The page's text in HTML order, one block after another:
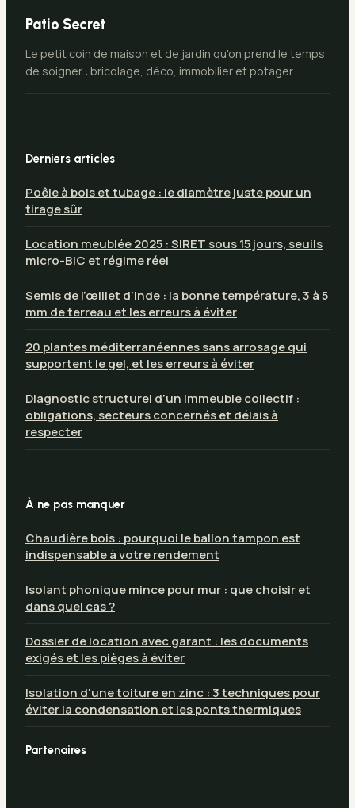
Patio Secret
Le petit coin de maison et de jardin qu'on prend le temps
de soigner : bricolage, déco, immobilier et potager.
Derniers articles
Poêle à bois et tubage : le diamètre juste pour un
tirage sûr
Location meublée 2025 : SIRET sous 15 jours, seuils
micro-BIC et régime réel
Semis de l’œillet d’Inde : la bonne température, 3 à 5
mm de terreau et les erreurs à éviter
20 plantes méditerranéennes sans arrosage qui
supportent le gel, et les erreurs à éviter
Diagnostic structurel d’un immeuble collectif :
obligations, secteurs concernés et délais à
respecter
À ne pas manquer
Chaudière bois : pourquoi le ballon tampon est
indispensable à votre rendement
Isolant phonique mince pour mur : que choisir et
dans quel cas ?
Dossier de location avec garant : les documents
exigés et les pièges à éviter
Isolation d'une toiture en zinc : 3 techniques pour
éviter la condensation et les ponts thermiques
Partenaires